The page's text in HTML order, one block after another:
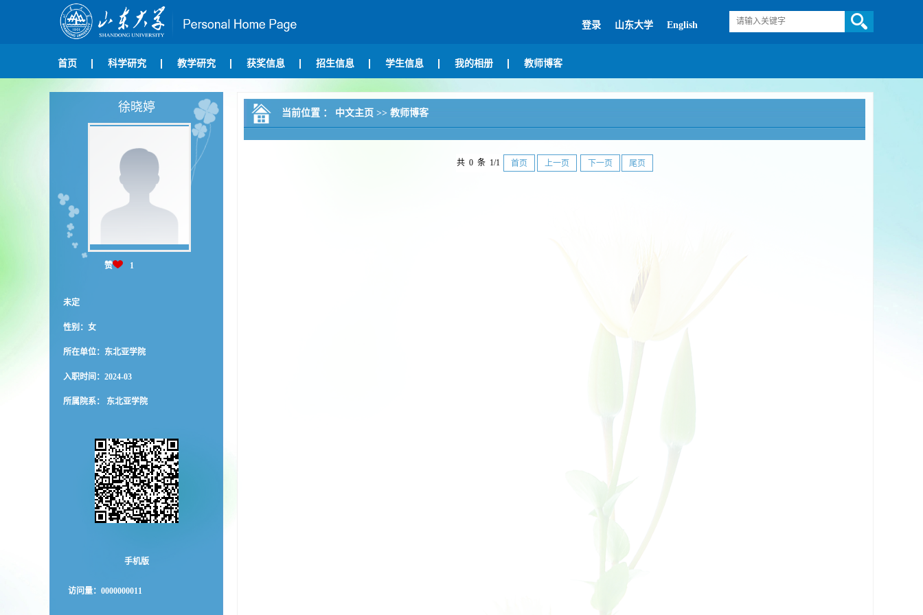
登录 山东大学 English
首页 科学研究 教学研究 获奖信息 招生信息 学生信息 我的相册 教师博客
徐晓婷
赞 1
未定
性别：女
所在单位：东北亚学院
入职时间：2024-03
所属院系： 东北亚学院
手机版
访问量： 0000000011
当前位置 ： 中文主页 >> 教师博客
共 0 条 1/1 首页 上一页 下一页 尾页